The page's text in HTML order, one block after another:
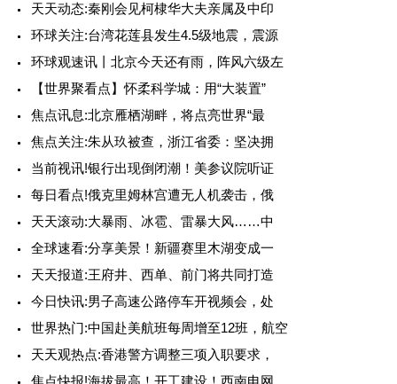
天天动态:秦刚会见柯棣华大夫亲属及中印
环球关注:台湾花莲县发生4.5级地震，震源
环球观速讯丨北京今天还有雨，阵风六级左
【世界聚看点】怀柔科学城：用“大装置”
焦点讯息:北京雁栖湖畔，将点亮世界“最
焦点关注:朱从玖被查，浙江省委：坚决拥
当前视讯!银行出现倒闭潮！美参议院听证
每日看点!俄克里姆林宫遭无人机袭击，俄
天天滚动:大暴雨、冰雹、雷暴大风……中
全球速看:分享美景！新疆赛里木湖变成一
天天报道:王府井、西单、前门将共同打造
今日快讯:男子高速公路停车开视频会，处
世界热门:中国赴美航班每周增至12班，航空
天天观热点:香港警方调整三项入职要求，
焦点快报!海拔最高！开工建设！西南电网